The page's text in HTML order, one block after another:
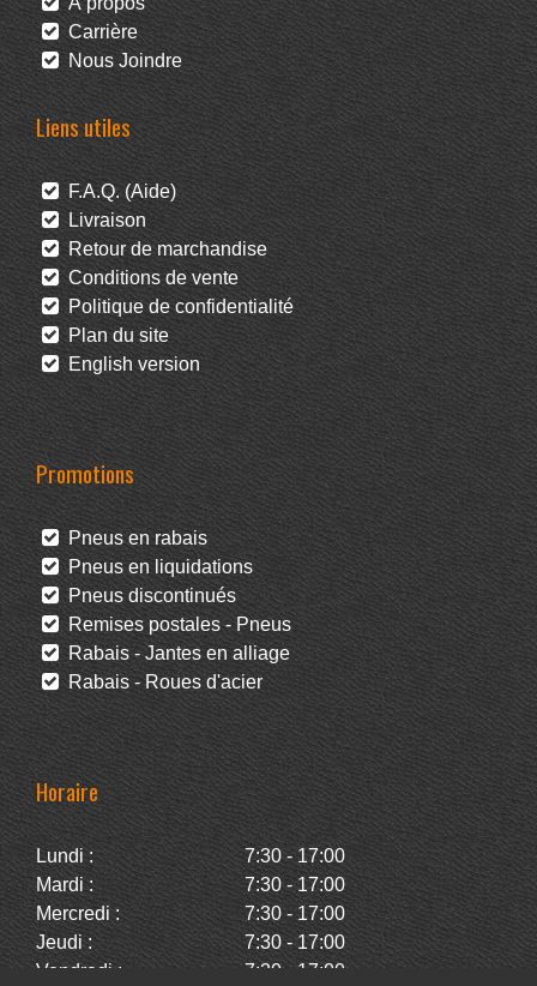
Carrière
Nous Joindre
Liens utiles
F.A.Q. (Aide)
Livraison
Retour de marchandise
Conditions de vente
Politique de confidentialité
Plan du site
English version
Promotions
Pneus en rabais
Pneus en liquidations
Pneus discontinués
Remises postales - Pneus
Rabais - Jantes en alliage
Rabais - Roues d'acier
Horaire
Lundi :
7:30 - 17:00
Mardi :
7:30 - 17:00
Mercredi :
7:30 - 17:00
Jeudi :
7:30 - 17:00
Vendredi :
7:30 - 17:00